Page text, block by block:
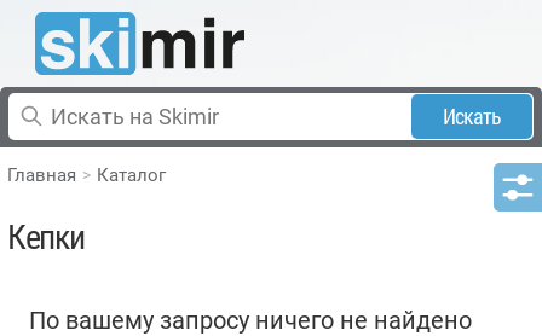
Искать
Главная Каталог
Кепки
По вашему запросу ничего не найдено